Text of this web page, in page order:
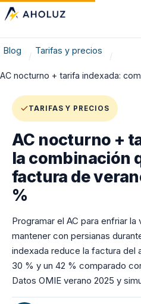
Blog Tarifas y precios
AC nocturno + tarifa indexada:
TARIFAS Y PRECIOS
AC nocturno +
la combinación
factura de
%
Programar el AC para enfriar la
mantener con persianas
indexada reduce la factura del
30 % y un 42 % comparado
Datos OMIE verano 2025 y